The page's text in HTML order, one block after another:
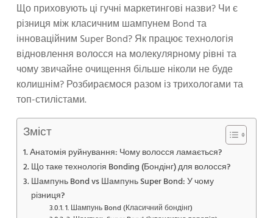
Що приховують ці гучні маркетингові назви? Чи є
різниця між класичним шампунем Bond та
інноваційним Super Bond? Як працює технологія
відновлення волосся на молекулярному рівні та
чому звичайне очищення більше ніколи не буде
колишнім? Розбираємося разом із трихологами та
топ-стилістами.
Зміст
Анатомія руйнування: Чому волосся ламається?
Що таке технологія Bonding (Бондінг) для волосся?
Шампунь Bond vs Шампунь Super Bond: У чому
різниця?
1. Шампунь Bond (Класичний бондінг)